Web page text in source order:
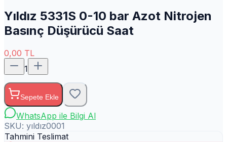
Yıldız 5331S 0-10 bar Azot Nitrojen
Basınç Düşürücü Saat
0,00 TL
1
Sepete Ekle
WhatsApp ile Bilgi Al
SKU: yıldız0001
Tahmini Teslimat